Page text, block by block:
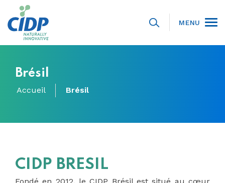
MENU
Brésil
Accueil Brésil
CIDP BRESIL